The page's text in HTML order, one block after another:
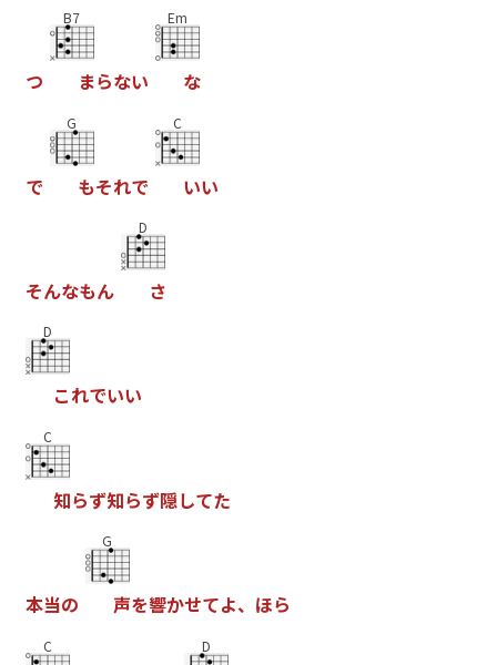
つ
B7
まらない
Em
な
で
G
もそれで
C
いい
そんなもん
D
さ
D
これでいい
C
知らず知らず隠してた
本当の
G
声を響かせてよ、 ほら
C D